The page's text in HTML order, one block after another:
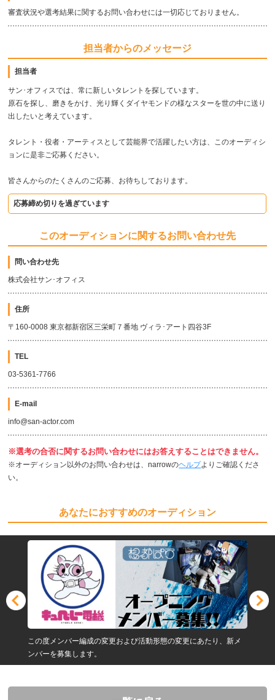
審査状況や選考結果に関するお問い合わせには一切応じておりません。
担当者からのメッセージ
担当者
サン･オフィスでは、常に新しいタレントを探しています。
原石を探し、磨きをかけ、光り輝くダイヤモンドの様なスターを世の中に送り
出したいと考えています。
タレント・役者・アーティスとして芸能界で活躍したい方は、このオーディシ
ョンに是非ご応募ください。
皆さんからのたくさんのご応募、お待ちしております。
応募締め切りを過ぎています
このオーディションに関するお問い合わせ先
問い合わせ先
株式会社サン･オフィス
住所
〒160-0008 東京都新宿区三栄町７番地 ヴィラ･アート四谷3F
TEL
03-5361-7766
E-mail
info@san-actor.com
※選考の合否に関するお問い合わせにはお答えすることはできません。
※オーディション以外のお問い合わせは、narrowのヘルプよりご確認くださ
い。
あなたにおすすめのオーディション
この度メンバー編成の変更および活動形態の変更にあたり、新メ
ンバーを募集します。